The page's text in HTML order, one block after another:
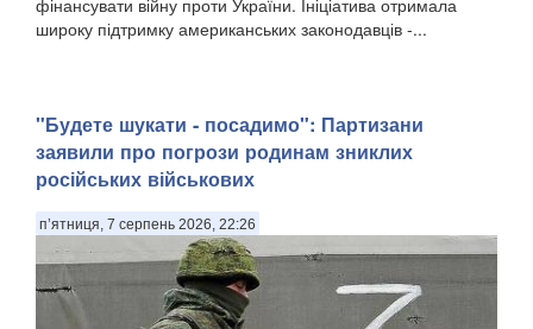
фінансувати війну проти України. Ініціатива отримала
широку підтримку американських законодавців -...
"Будете шукати - посадимо": Партизани
заявили про погрози родинам зниклих
російських військових
п’ятниця, 7 серпень 2026, 22:26